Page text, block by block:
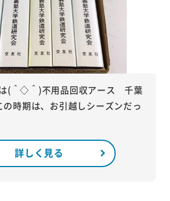
(＾◇＾)不用品回収アース 千葉
時期は、お引越しシーズンだっ
詳しく見る